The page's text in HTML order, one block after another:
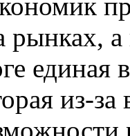
рынках,
единая
из-